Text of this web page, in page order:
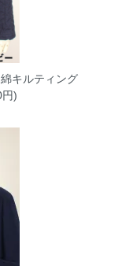
キルティング
)